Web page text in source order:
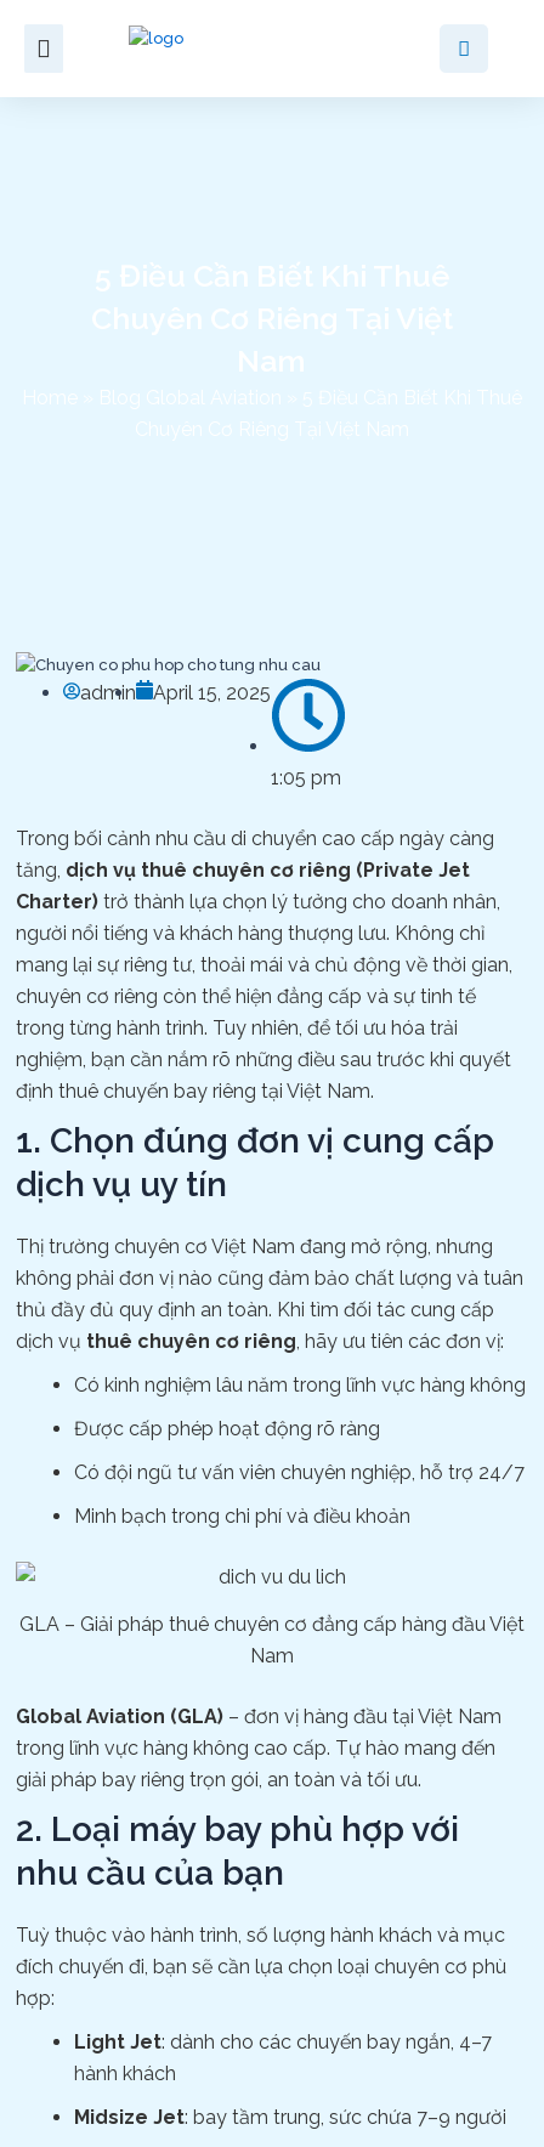
content
5 Điều Cần Biết Khi Thuê
Chuyên Cơ Riêng Tại Việt
Nam
Home Blog Global Aviation
5 Điều Cần Biết Khi Thuê
Chuyên Cơ Riêng Tại Việt Nam
admin April 15, 2025
1:05 pm
Trong bối cảnh nhu cầu di chuyển cao cấp ngày càng
tăng, dịch vụ thuê chuyên cơ riêng (Private Jet
Charter) trở thành lựa chọn lý tưởng cho doanh nhân,
người nổi tiếng và khách hàng thượng lưu. Không chỉ
mang lại sự riêng tư, thoải mái và chủ động về thời gian,
chuyên cơ riêng còn thể hiện đẳng cấp và sự tinh tế
trong từng hành trình. Tuy nhiên, để tối ưu hóa trải
nghiệm, bạn cần nắm rõ những điều sau trước khi quyết
định thuê chuyến bay riêng tại Việt Nam.
1. Chọn đúng đơn vị cung cấp
dịch vụ uy tín
Thị trường chuyên cơ Việt Nam đang mở rộng, nhưng
không phải đơn vị nào cũng đảm bảo chất lượng và tuân
thủ đầy đủ quy định an toàn. Khi tìm đối tác cung cấp
dịch vụ thuê chuyên cơ riêng , hãy ưu tiên các đơn vị:
Có kinh nghiệm lâu năm trong lĩnh vực hàng không
Được cấp phép hoạt động rõ ràng
Có đội ngũ tư vấn viên chuyên nghiệp, hỗ trợ 24/7
Minh bạch trong chi phí và điều khoản
GLA – Giải pháp thuê chuyên cơ đẳng cấp hàng đầu Việt
Nam
Global Aviation (GLA) – đơn vị hàng đầu tại Việt Nam
trong lĩnh vực hàng không cao cấp. Tự hào mang đến
giải pháp bay riêng trọn gói, an toàn và tối ưu.
2. Loại máy bay phù hợp với
nhu cầu của bạn
Tuỳ thuộc vào hành trình, số lượng hành khách và mục
đích chuyến đi, bạn sẽ cần lựa chọn loại chuyên cơ phù
hợp:
Light Jet: dành cho các chuyến bay ngắn, 4–7
hành khách
Midsize Jet: bay tầm trung, sức chứa 7–9 người